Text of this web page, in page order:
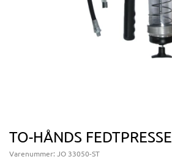
TO-HÅNDS FEDTPRESSE
Varenummer: JO 33050-ST